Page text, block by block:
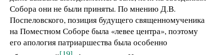
Собора они не были приняты. По мнению Д.В.
Поспеловского, позиция будущего священномученика
на Поместном Соборе была «левее центра», поэтому
его апология патриаршества была особенно